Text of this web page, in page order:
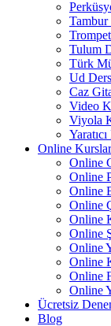
Tambur
Tulum
Türk
Ud
Caz
Video
Viyola
Online Kurslar
Online
Online
Online
Online
Online
Online
Online
Online
Online
Online
Ücretsiz
Blog